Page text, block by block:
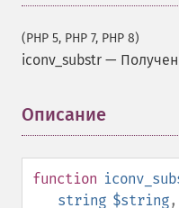
(PHP 5, PHP 7, PHP 8)
iconv_substr —
Описание
function
string $string,